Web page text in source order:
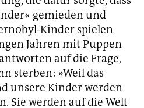
gemieden und
Kinder spielen
Jahren mit Puppen
auf die Frage,
sterben: »Weil das
unsere Kinder werden
Sie werden auf die Welt